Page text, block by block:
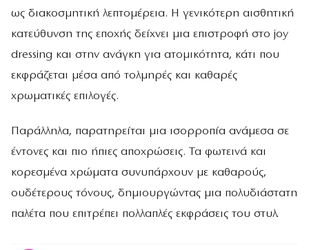
ως διακοσμητική λεπτομέρεια. Η γενικότερη αισθητική
κατεύθυνση της εποχής δείχνει μια επιστροφή στο joy
dressing και στην ανάγκη για ατομικότητα, κάτι που
εκφράζεται μέσα από τολμηρές και καθαρές
χρωματικές επιλογές.
Παράλληλα, παρατηρείται μια ισορροπία ανάμεσα σε
έντονες και πιο ήπιες αποχρώσεις. Τα φωτεινά και
κορεσμένα χρώματα συνυπάρχουν με καθαρούς,
ουδέτερους τόνους, δημιουργώντας μια πολυδιάστατη
παλέτα που επιτρέπει πολλαπλές εκφράσεις του στυλ.